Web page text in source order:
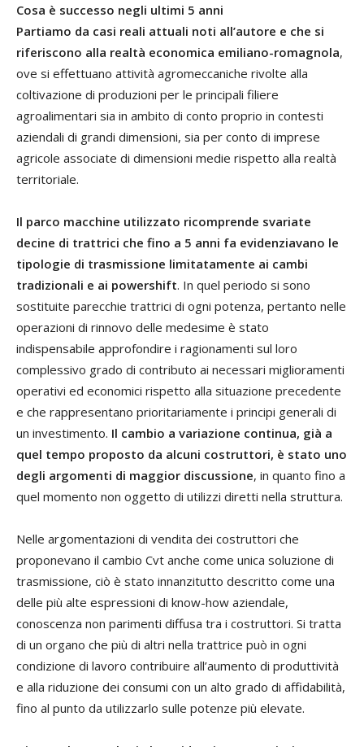
Cosa è successo negli ultimi 5 anni
Partiamo da casi reali attuali noti all’autore e che si
riferiscono alla realtà economica emiliano-romagnola,
ove si effettuano attività agromeccaniche rivolte alla
coltivazione di produzioni per le principali filiere
agroalimentari sia in ambito di conto proprio in contesti
aziendali di grandi dimensioni, sia per conto di imprese
agricole associate di dimensioni medie rispetto alla realtà
territoriale.
Il parco macchine utilizzato ricomprende svariate
decine di trattrici che fino a 5 anni fa evidenziavano le
tipologie di trasmissione limitatamente ai cambi
tradizionali e ai powershift. In quel periodo si sono
sostituite parecchie trattrici di ogni potenza, pertanto nelle
operazioni di rinnovo delle medesime è stato
indispensabile approfondire i ragionamenti sul loro
complessivo grado di contributo ai necessari miglioramenti
operativi ed economici rispetto alla situazione precedente
e che rappresentano prioritariamente i principi generali di
un investimento. Il cambio a variazione continua, già a
quel tempo proposto da alcuni costruttori, è stato uno
degli argomenti di maggior discussione, in quanto fino a
quel momento non oggetto di utilizzi diretti nella struttura.
Nelle argomentazioni di vendita dei costruttori che
proponevano il cambio Cvt anche come unica soluzione di
trasmissione, ciò è stato innanzitutto descritto come una
delle più alte espressioni di know-how aziendale,
conoscenza non parimenti diffusa tra i costruttori. Si tratta
di un organo che più di altri nella trattrice può in ogni
condizione di lavoro contribuire all’aumento di produttività
e alla riduzione dei consumi con un alto grado di affidabilità,
fino al punto da utilizzarlo sulle potenze più elevate.